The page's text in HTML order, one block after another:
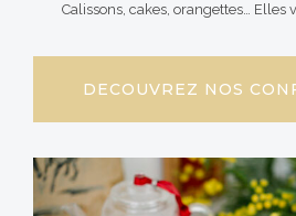
Calissons, cakes, orangettes… Elles
DECOUVREZ NOS